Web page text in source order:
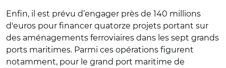
Enfin, il est prévu d’engager près de 140 millions
d'euros pour financer quatorze projets portant sur
des aménagements ferroviaires dans les sept grands
ports maritimes. Parmi ces opérations figurent
notamment, pour le grand port maritime de